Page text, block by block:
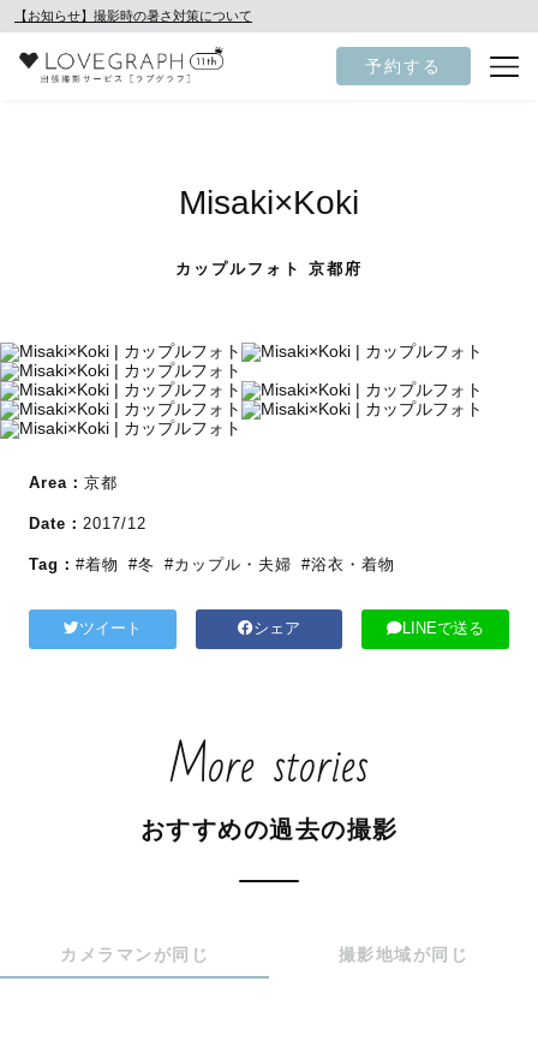
【お知らせ】撮影時の暑さ対策について
予約する
Misaki×Koki
カップルフォト 京都府
Area： 京都
Date： 2017/12
Tag： #着物 #冬 #カップル・夫婦 #浴衣・着物
ツイート シェア LINEで送る
More stories
おすすめの過去の撮影
カメラマンが同じ 撮影地域が同じ